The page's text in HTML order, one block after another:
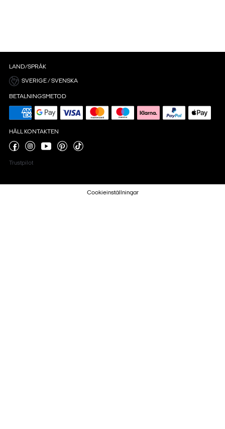
LAND/SPRÅK
SVERIGE / SVENSKA
BETALNINGSMETOD
HÅLL KONTAKTEN
Trustpilot
Cookieinställningar